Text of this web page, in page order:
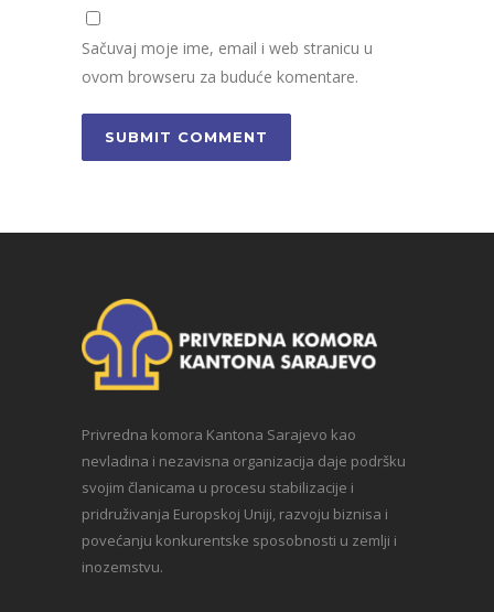
Sačuvaj moje ime, email i web stranicu u
ovom browseru za buduće komentare.
Privredna komora Kantona Sarajevo kao
nevladina i nezavisna organizacija daje podršku
svojim članicama u procesu stabilizacije i
pridruživanja Europskoj Uniji, razvoju biznisa i
povećanju konkurentske sposobnosti u zemlji i
inozemstvu.